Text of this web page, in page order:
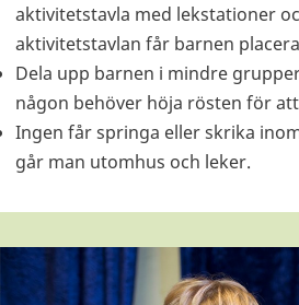
aktivitetstavla med lekstationer
aktivitetstavlan får barnen
Dela upp barnen i mindre
någon behöver höja rösten för
Ingen får springa eller skrika
går man utomhus och leker.